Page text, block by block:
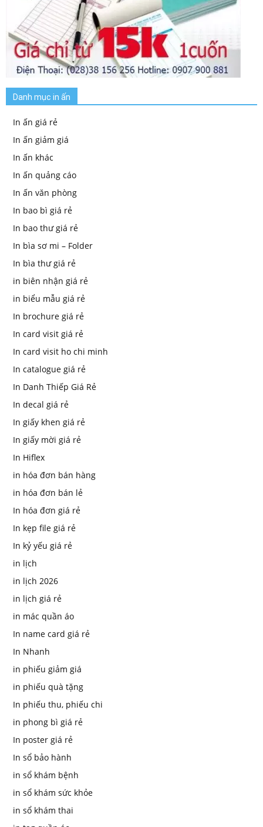
Danh mục in ấn
In ấn giá rẻ
In ấn giảm giá
In ấn khác
In ấn quảng cáo
In ấn văn phòng
In bao bì giá rẻ
In bao thư giá rẻ
In bìa sơ mi – Folder
In bìa thư giá rẻ
in biên nhận giá rẻ
in biểu mẫu giá rẻ
In brochure giá rẻ
In card visit giá rẻ
In card visit ho chi minh
In catalogue giá rẻ
In Danh Thiếp Giá Rẻ
In decal giá rẻ
In giấy khen giá rẻ
In giấy mời giá rẻ
In Hiflex
in hóa đơn bán hàng
in hóa đơn bán lẻ
In hóa đơn giá rẻ
In kẹp file giá rẻ
In kỷ yếu giá rẻ
in lịch
in lịch 2026
in lịch giá rẻ
in mác quần áo
In name card giá rẻ
In Nhanh
in phiếu giảm giá
in phiếu quà tặng
In phiếu thu, phiếu chi
in phong bì giá rẻ
In poster giá rẻ
In sổ bảo hành
in sổ khám bệnh
in sổ khám sức khỏe
in sổ khám thai